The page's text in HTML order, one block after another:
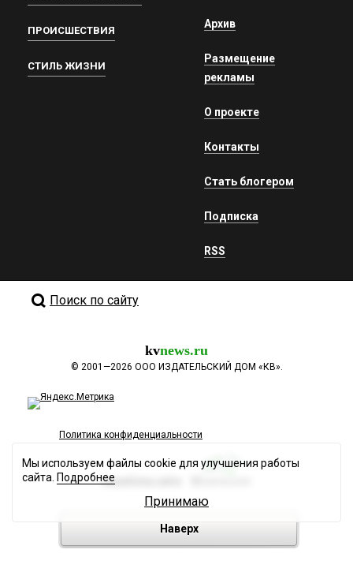
ПРОИСШЕСТВИЯ
СТИЛЬ ЖИЗНИ
Архив
Размещение
рекламы
О проекте
Контакты
Стать блогером
Подписка
RSS
Поиск по сайту
kvnews.ru
© 2001—2026 ООО ИЗДАТЕЛЬСКИЙ ДОМ «КВ».
Политика конфиденциальности
Разработка сайта
Наверх
Мы используем файлы cookie для улучшения работы
сайта. Подробнее
Принимаю